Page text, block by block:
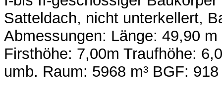
Satteldach, nicht unterkellert,
Abmessungen: Länge: 49,90
Firsthöhe: 7,00m Traufhöhe:
umb. Raum: 5968 m³ BGF: 918